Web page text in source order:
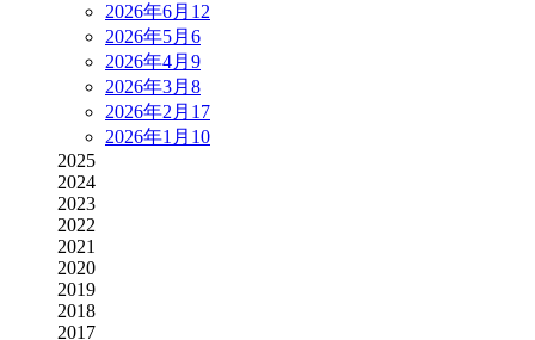
2026年6月 12
2026年5月 6
2026年4月 9
2026年3月 8
2026年2月 17
2026年1月 10
2025
2024
2023
2022
2021
2020
2019
2018
2017